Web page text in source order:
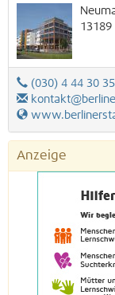
13189
(030) 4 44 30 35
Anzeige